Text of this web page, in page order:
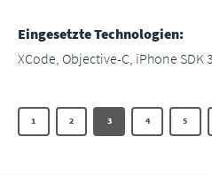
Eingesetzte Technologien:
XCode, Objective-C, iPhone SDK
1 2 3 4 5